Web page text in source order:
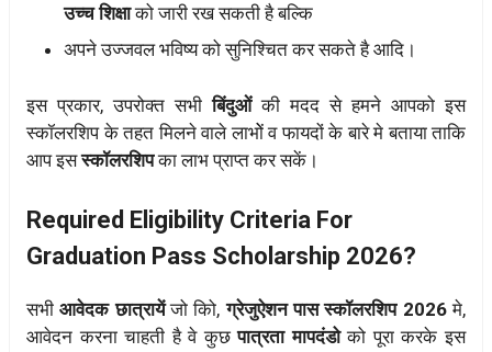
उच्च शिक्षाको जारी रख सकती है बल्कि
अपने उज्जवल भविष्य को सुनिश्चित कर सकते है आदि।
इस प्रकार, उपरोक्त सभीबिंदुओंकी मदद से हमने आपको इस
स्कॉलरशिप के तहत मिलने वाले लाभोें व फायदों के बारे मे बताया ताकि
आप इसस्कॉलरशिपका लाभ प्राप्त कर सकें।
Required Eligibility Criteria For
Graduation Pass Scholarship 2026?
सभीआवेदक छात्रायेंजो कोि,ग्रेजुऐशन पास स्कॉलरशिप 2026मे,
आवेदन करना चाहती है वे कुछपात्रता मापदंडोको पूरा करके इस